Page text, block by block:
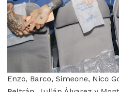
Enzo, Barco, Simeone, Nico